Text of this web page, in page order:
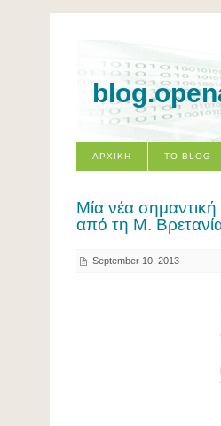
ΑΡΧΙΚΗ ΤΟ BLOG
Μία νέα
από τη M.
September 10, 2013